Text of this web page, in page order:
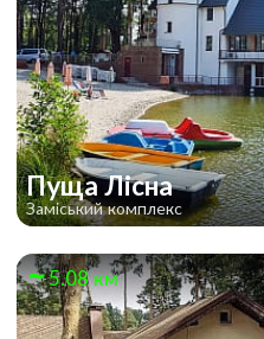
Пуща Лісна
Заміський комплекс
5.08 км